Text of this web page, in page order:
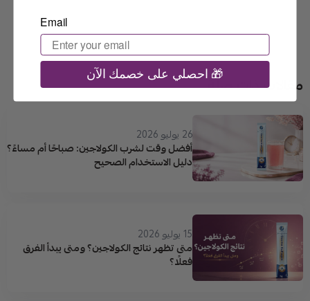
مقالات ذات صلة
26 يوليو 2026
أفضل وقت لشرب الكولاجين: صباحًا أم مساءً؟
دليل الاستخدام الصحيح
15 يوليو 2026
متى تظهر نتائج الكولاجين؟ ومتى يبدأ الفرق
فعلًا؟
Email
احصلي على خصمك الآن 🎁